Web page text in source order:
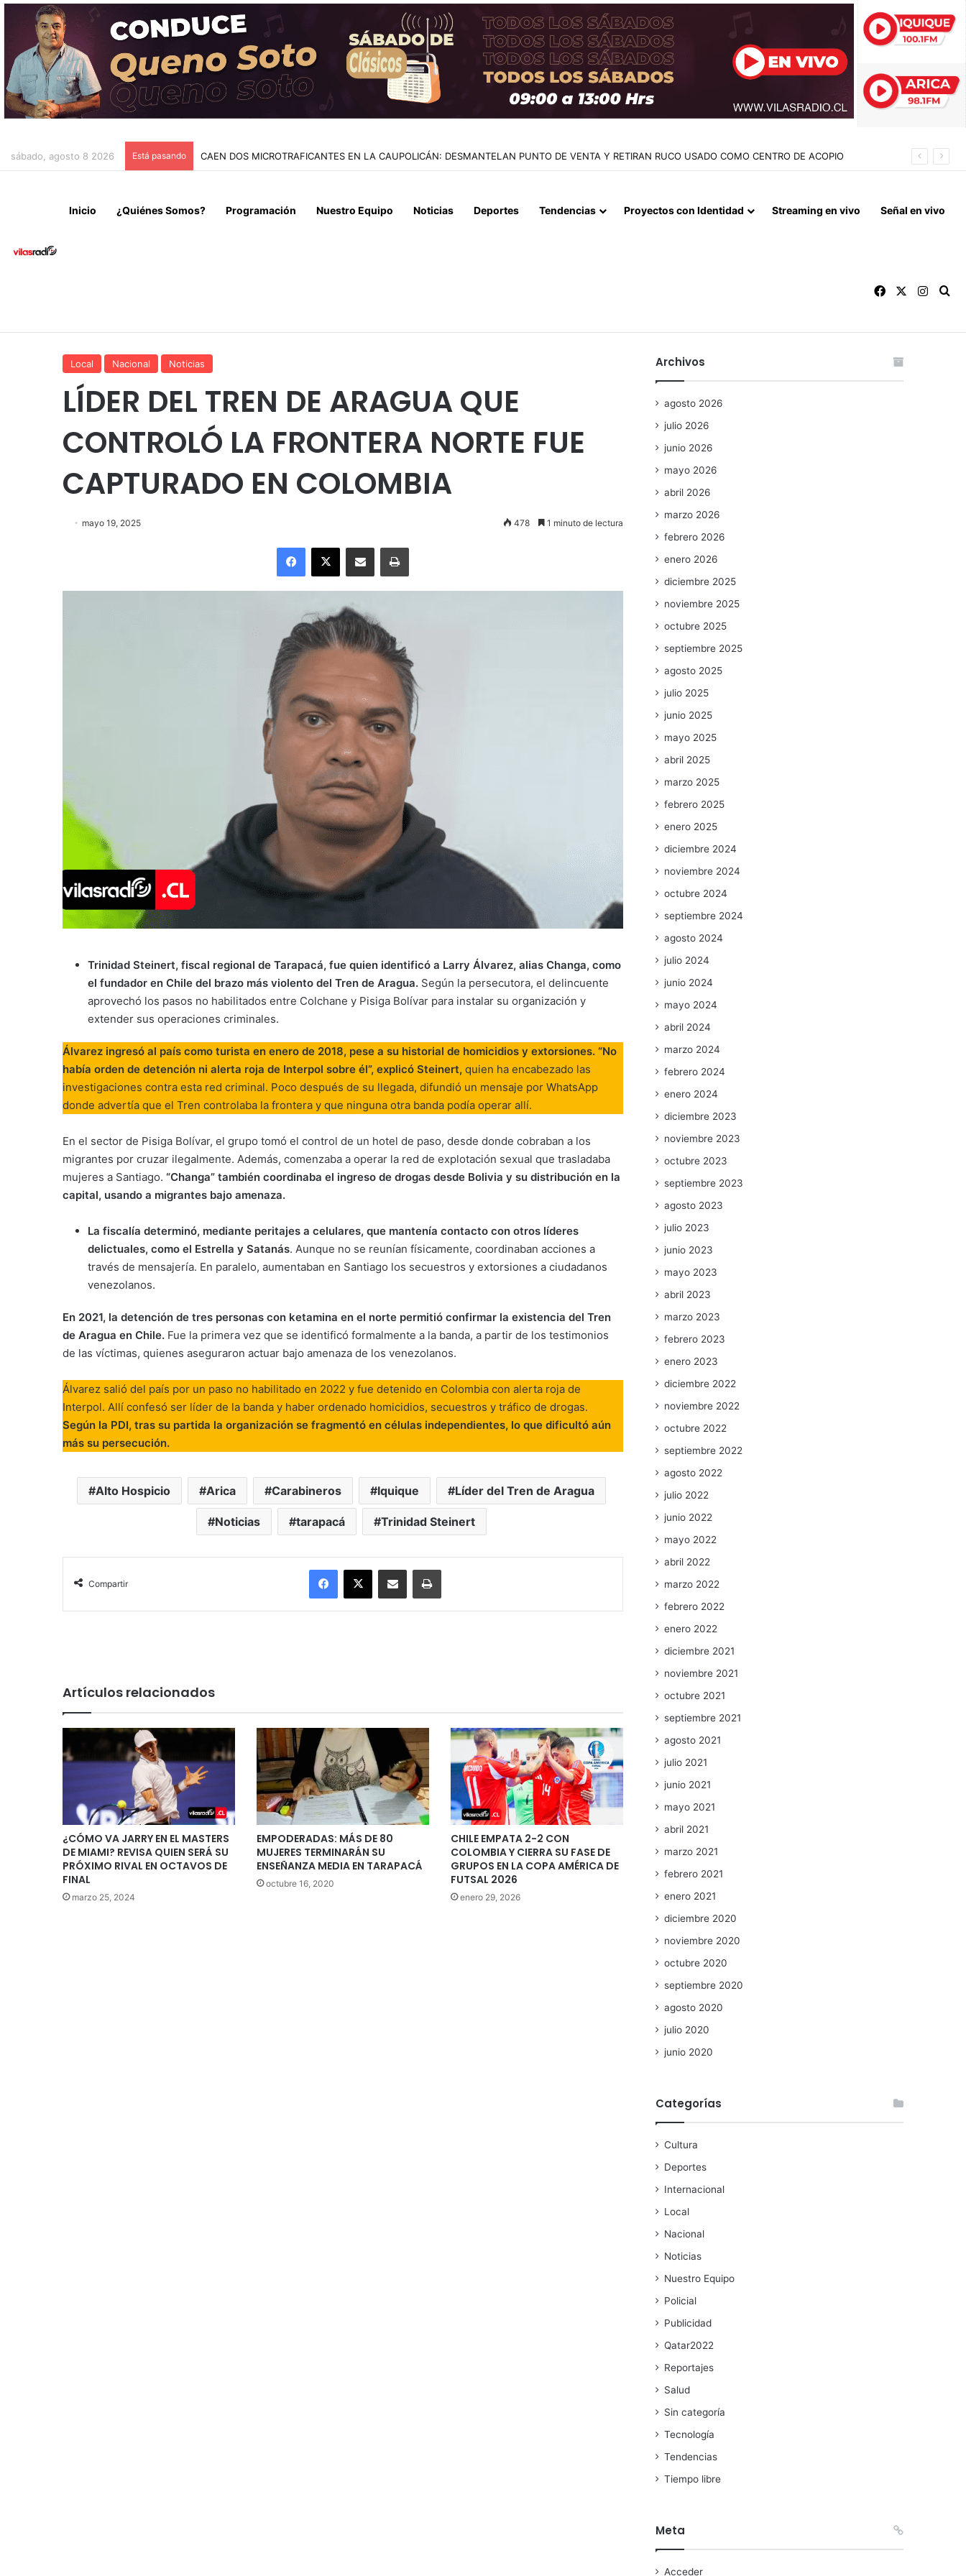
sábado, agosto 8 2026 Está pasando CAEN DOS MICROTRAFICANTES EN LA CAUPOLICÁN: DESMANTELAN PUNTO DE VENTA Y RETIRAN RUCO USADO COMO CENTRO DE ACOPIO
Inicio ¿Quiénes Somos? Programación Nuestro Equipo Noticias Deportes Tendencias Proyectos con Identidad Streaming en vivo Señal en vivo
Facebook
Local Nacional Noticias
LÍDER DEL TREN DE ARAGUA QUE
CONTROLÓ LA FRONTERA NORTE FUE
CAPTURADO EN COLOMBIA
mayo 19, 2025 478 1 minuto de lectura
Facebook
X Enviar vía email Imprimir
Trinidad Steinert, fiscal regional de Tarapacá, fue quien identificó a Larry Álvarez, alias Changa, como
el fundador en Chile del brazo más violento del Tren de Aragua. Según la persecutora, el delincuente
aprovechó los pasos no habilitados entre Colchane y Pisiga Bolívar para instalar su organización y
extender sus operaciones criminales.
Álvarez ingresó al país como turista en enero de 2018, pese a su historial de homicidios y extorsiones. “No
había orden de detención ni alerta roja de Interpol sobre él”, explicó Steinert, quien ha encabezado las
investigaciones contra esta red criminal. Poco después de su llegada, difundió un mensaje por WhatsApp
donde advertía que el Tren controlaba la frontera y que ninguna otra banda podía operar allí.
En el sector de Pisiga Bolívar, el grupo tomó el control de un hotel de paso, desde donde cobraban a los
migrantes por cruzar ilegalmente. Además, comenzaba a operar la red de explotación sexual que trasladaba
mujeres a Santiago. “Changa” también coordinaba el ingreso de drogas desde Bolivia y su distribución en la
capital, usando a migrantes bajo amenaza.
La fiscalía determinó, mediante peritajes a celulares, que mantenía contacto con otros líderes
delictuales, como el Estrella y Satanás. Aunque no se reunían físicamente, coordinaban acciones a
través de mensajería. En paralelo, aumentaban en Santiago los secuestros y extorsiones a ciudadanos
venezolanos.
En 2021, la detención de tres personas con ketamina en el norte permitió confirmar la existencia del Tren
de Aragua en Chile. Fue la primera vez que se identificó formalmente a la banda, a partir de los testimonios
de las víctimas, quienes aseguraron actuar bajo amenaza de los venezolanos.
Álvarez salió del país por un paso no habilitado en 2022 y fue detenido en Colombia con alerta roja de
Interpol. Allí confesó ser líder de la banda y haber ordenado homicidios, secuestros y tráfico de drogas.
Según la PDI, tras su partida la organización se fragmentó en células independientes, lo que dificultó aún
más su persecución.
Alto Hospicio Arica Carabineros Iquique Líder del Tren de Aragua
Noticias tarapacá Trinidad Steinert
Compartir
Facebook
X Enviar vía email Imprimir
Artículos relacionados
¿CÓMO VA JARRY EN EL MASTERS
DE MIAMI? REVISA QUIEN SERÁ SU
PRÓXIMO RIVAL EN OCTAVOS DE
FINAL
marzo 25, 2024
EMPODERADAS: MÁS DE 80
MUJERES TERMINARÁN SU
ENSEÑANZA MEDIA EN TARAPACÁ
octubre 16, 2020
CHILE EMPATA 2-2 CON
COLOMBIA Y CIERRA SU FASE DE
GRUPOS EN LA COPA AMÉRICA DE
FUTSAL 2026
enero 29, 2026
Archivos
agosto 2026
julio 2026
junio 2026
mayo 2026
abril 2026
marzo 2026
febrero 2026
enero 2026
diciembre 2025
noviembre 2025
octubre 2025
septiembre 2025
agosto 2025
julio 2025
junio 2025
mayo 2025
abril 2025
marzo 2025
febrero 2025
enero 2025
diciembre 2024
noviembre 2024
octubre 2024
septiembre 2024
agosto 2024
julio 2024
junio 2024
mayo 2024
abril 2024
marzo 2024
febrero 2024
enero 2024
diciembre 2023
noviembre 2023
octubre 2023
septiembre 2023
agosto 2023
julio 2023
junio 2023
mayo 2023
abril 2023
marzo 2023
febrero 2023
enero 2023
diciembre 2022
noviembre 2022
octubre 2022
septiembre 2022
agosto 2022
julio 2022
junio 2022
mayo 2022
abril 2022
marzo 2022
febrero 2022
enero 2022
diciembre 2021
noviembre 2021
octubre 2021
septiembre 2021
agosto 2021
julio 2021
junio 2021
mayo 2021
abril 2021
marzo 2021
febrero 2021
enero 2021
diciembre 2020
noviembre 2020
octubre 2020
septiembre 2020
agosto 2020
julio 2020
junio 2020
Categorías
Cultura
Deportes
Internacional
Local
Nacional
Noticias
Nuestro Equipo
Policial
Publicidad
Qatar2022
Reportajes
Salud
Sin categoría
Tecnología
Tendencias
Tiempo libre
Meta
Acceder